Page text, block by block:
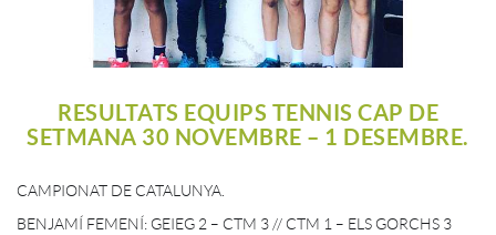
RESULTATS EQUIPS TENNIS CAP DE
SETMANA 30 NOVEMBRE – 1 DESEMBRE.
CAMPIONAT DE CATALUNYA.
BENJAMÍ FEMENÍ: GEIEG 2 – CTM 3 // CTM 1 – ELS GORCHS 3